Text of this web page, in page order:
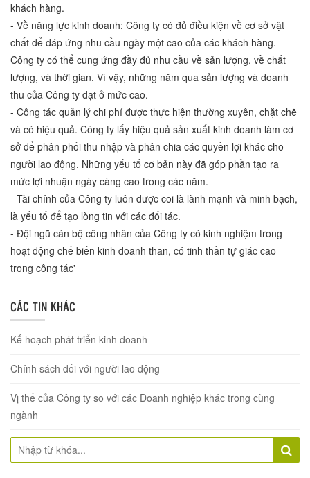
khách hàng.
- Về năng lực kinh doanh: Công ty có đủ điều kiện về cơ sở vật
chất để đáp ứng nhu cầu ngày một cao của các khách hàng.
Công ty có thể cung ứng đầy đủ nhu cầu về sản lượng, về chất
lượng, và thời gian. Vì vậy, những năm qua sản lượng và doanh
thu của Công ty đạt ở mức cao.
- Công tác quản lý chi phí được thực hiện thường xuyên, chặt chẽ
và có hiệu quả. Công ty lấy hiệu quả sản xuất kinh doanh làm cơ
sở để phân phối thu nhập và phân chia các quyền lợi khác cho
người lao động. Những yếu tố cơ bản này đã góp phần tạo ra
mức lợi nhuận ngày càng cao trong các năm.
- Tài chính của Công ty luôn được coi là lành mạnh và minh bạch,
là yếu tố để tạo lòng tin với các đối tác.
- Đội ngũ cán bộ công nhân của Công ty có kinh nghiệm trong
hoạt động chế biến kinh doanh than, có tinh thần tự giác cao
trong công tác'
CÁC TIN KHÁC
Kế hoạch phát triển kinh doanh
Chính sách đối với người lao động
Vị thế của Công ty so với các Doanh nghiệp khác trong cùng
ngành